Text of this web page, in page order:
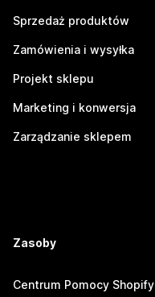
Sprzedaż produktów
Zamówienia i wysyłka
Projekt sklepu
Marketing i konwersja
Zarządzanie sklepem
Zasoby
Centrum Pomocy Shopify